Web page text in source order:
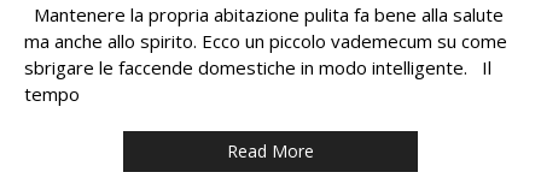
Mantenere la propria abitazione pulita fa bene alla salute
ma anche allo spirito. Ecco un piccolo vademecum su come
sbrigare le faccende domestiche in modo intelligente. Il
tempo
Read More